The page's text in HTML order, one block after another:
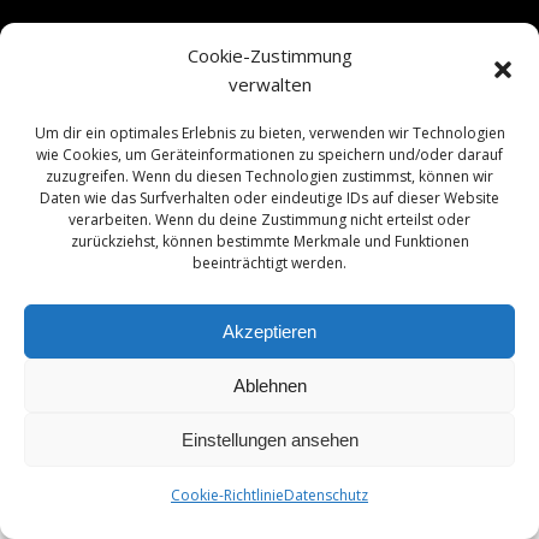
Cookie-Zustimmung
verwalten
Um dir ein optimales Erlebnis zu bieten, verwenden wir Technologien
wie Cookies, um Geräteinformationen zu speichern und/oder darauf
zuzugreifen. Wenn du diesen Technologien zustimmst, können wir
Daten wie das Surfverhalten oder eindeutige IDs auf dieser Website
verarbeiten. Wenn du deine Zustimmung nicht erteilst oder
zurückziehst, können bestimmte Merkmale und Funktionen
beeinträchtigt werden.
Akzeptieren
Ablehnen
Einstellungen ansehen
Cookie-RichtlinieDatenschutz
Geronimo
WordPress andColibri
Impressum Kontakt Datenschutz